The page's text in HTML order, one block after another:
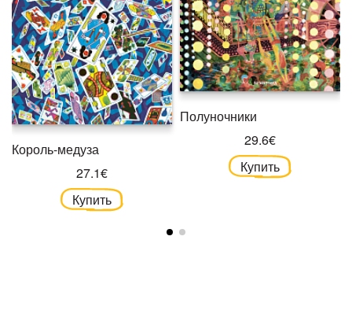
Король-медуза
27.1€
Купить
Полуночники
29.6€
Купить